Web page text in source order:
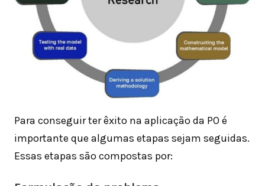
Para conseguir ter êxito na aplicação da PO é
importante que algumas etapas sejam seguidas.
Essas etapas são compostas por: